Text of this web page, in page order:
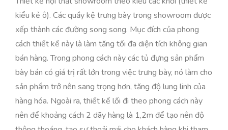
kiểu kẻ ô). Các quầy kệ trưng bày trong showroom được
xếp thành các đường song song. Mục đích của phong
cách thiết kế này là làm tăng tối đa diện tích không gian
bán hàng. Trong phong cách này các tủ đựng sản phẩm
bày bán có giá trị rất lớn trong việc trưng bày, nó làm cho
sản phẩm trở nên sang trọng hơn, tăng độ lung linh của
hàng hóa. Ngoài ra, thiết kế lối đi theo phong cách này
nên để khoảng cách 2 dãy hàng là 1,2m để tạo nên độ